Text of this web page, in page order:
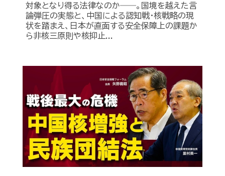
対象となり得る法律なのか――。国境を越えた言
論弾圧の実態と、中国による認知戦・核戦略の現
状を踏まえ、日本が直面する安全保障上の課題か
ら非核三原則や核抑止...